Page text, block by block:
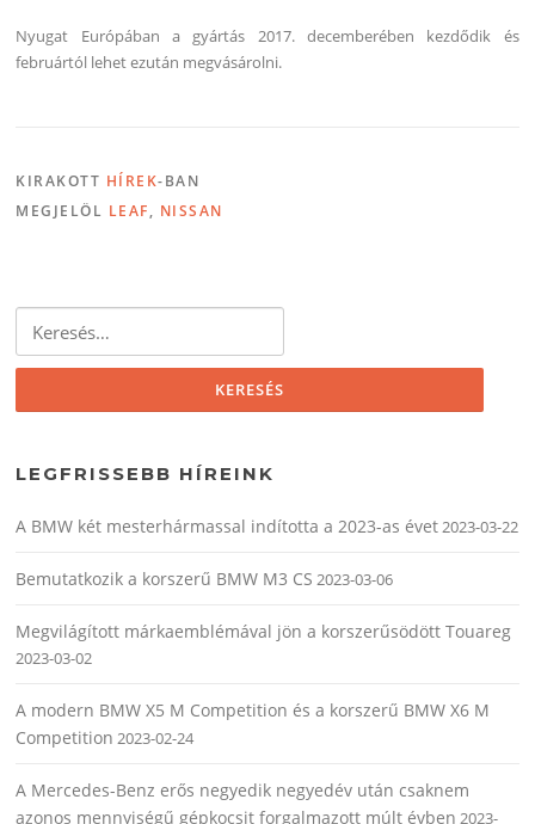
Nyugat Európában a gyártás 2017. decemberében kezdődik és
februártól lehet ezután megvásárolni.
KIRAKOTT HÍREK-BAN
MEGJELÖL LEAF, NISSAN
LEGFRISSEBB HÍREINK
A BMW két mesterhármassal indította a 2023-as évet2023-03-22
Bemutatkozik a korszerű BMW M3 CS 2023-03-06
Megvilágított márkaemblémával jön a korszerűsödött Touareg
2023-03-02
A modern BMW X5 M Competition és a korszerű BMW X6 M
Competition 2023-02-24
A Mercedes-Benz erős negyedik negyedév után csaknem
azonos mennyiségű gépkocsit forgalmazott múlt évben 2023-